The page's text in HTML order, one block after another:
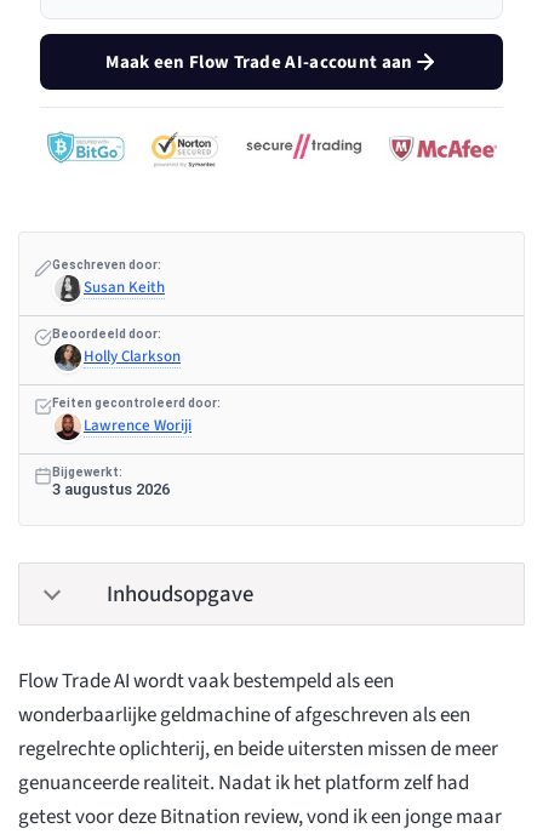
Maak een Flow Trade AI-account aan
Geschreven door:
Susan Keith
Beoordeeld door:
Holly Clarkson
Feiten gecontroleerd door:
Lawrence Woriji
Bijgewerkt:
3 augustus 2026
Inhoudsopgave
Flow Trade AI wordt vaak bestempeld als een
wonderbaarlijke geldmachine of afgeschreven als een
regelrechte oplichterij, en beide uitersten missen de meer
genuanceerde realiteit. Nadat ik het platform zelf had
getest voor deze Bitnation review, vond ik een jonge maar